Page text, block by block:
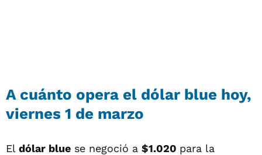
A cuánto opera el dólar blue hoy,
viernes 1 de marzo
El dólar blue se negoció a $1.020 para la